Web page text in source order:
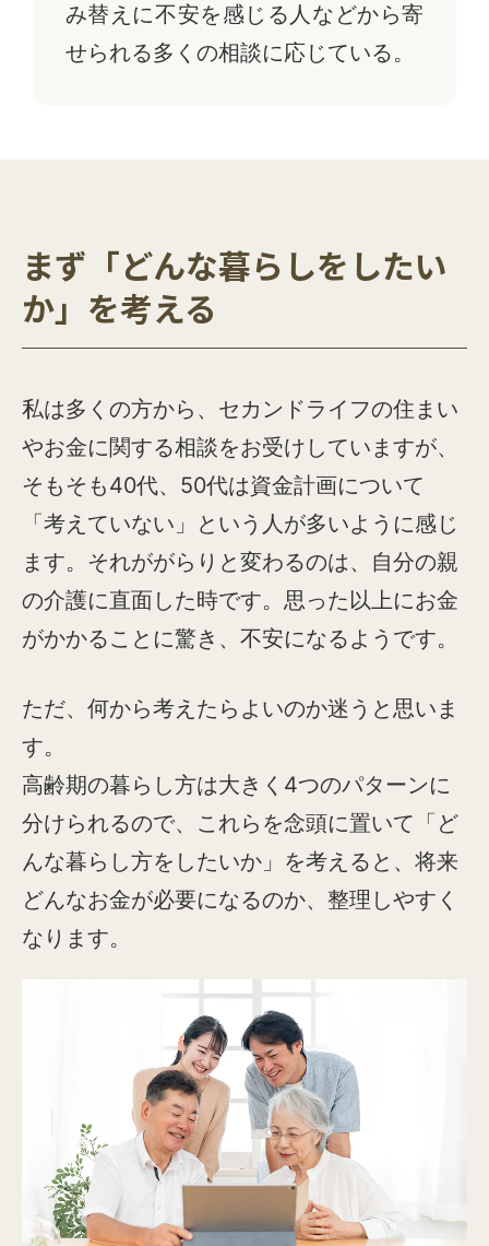
み替えに不安を感じる人などから寄
せられる多くの相談に応じている。
まず「どんな暮らしをしたい
か」を考える
私は多くの方から、セカンドライフの住まい
やお金に関する相談をお受けしていますが、
そもそも40代、50代は資金計画について
「考えていない」という人が多いように感じ
ます。それががらりと変わるのは、自分の親
の介護に直面した時です。思った以上にお金
がかかることに驚き、不安になるようです。
ただ、何から考えたらよいのか迷うと思いま
す。
高齢期の暮らし方は大きく4つのパターンに
分けられるので、これらを念頭に置いて「ど
んな暮らし方をしたいか」を考えると、将来
どんなお金が必要になるのか、整理しやすく
なります。